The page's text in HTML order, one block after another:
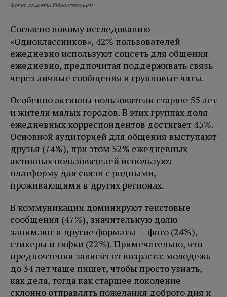
Фото: соцсеть Одноклассники
Согласно новому исследованию
«Одноклассников», 42% пользователей
ежедневно используют соцсеть для общения
ежедневно, предпочитая поддерживать связь
через личные сообщения и групповые чаты.
Особенно активны пользователи старше 55 лет
и жители малых городов. В этих группах доля
ежедневных корреспондентов достигает 45%.
Основной аудиторией для общения выступают
друзья (74%), при этом 52% ежедневных
активных пользователей используют
платформу для связи с родными,
проживающими в других регионах.
В коммуникации доминируют текстовые
сообщения (47%), значительную долю
занимают и другие форматы — фото (24%),
стикеры и гифки (22%). Примечательно, что
предпочтения зависят от возраста: молодежь
до 34 лет чаще пишет, чтобы просто узнать,
как дела, тогда как старшее поколение
склонно отправлять пожелания доброго дня и